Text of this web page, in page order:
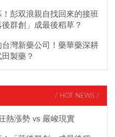
彭双浪親自找回來的接班
群創」成最後稻草？
灣新藥公司！藥華藥深耕
製藥？
/ HOT NEWS /
熱漲勢 vs 嚴峻現實